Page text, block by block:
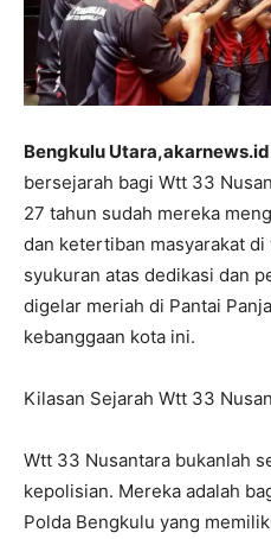
Bengkulu Utara,akarnews.id
bersejarah bagi Wtt 33
27 tahun sudah mereka
dan ketertiban masyarakat
syukuran atas dedikasi dan
digelar meriah di Pantai
kebanggaan kota ini.
Kilasan Sejarah Wtt 33
Wtt 33 Nusantara bukanlah
kepolisian. Mereka adalah
Polda Bengkulu yang